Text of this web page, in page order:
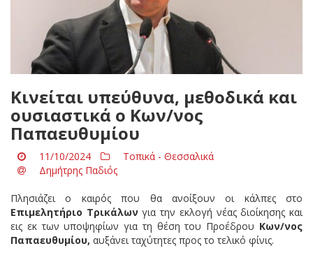
Κινείται υπεύθυνα, μεθοδικά και
ουσιαστικά ο Κων/νος
Παπαευθυμίου
11/10/2024
Τοπικά - Θεσσαλικά
Δημήτρης Παδιός
Πλησιάζει ο καιρός που θα ανοίξουν οι κάλπες στο
Επιμελητήριο Τρικάλων για την εκλογή νέας διοίκησης και
εις εκ των υποψηφίων για τη θέση του Προέδρου Κων/νος
Παπαευθυμίου, αυξάνει ταχύτητες προς το τελικό φίνις.